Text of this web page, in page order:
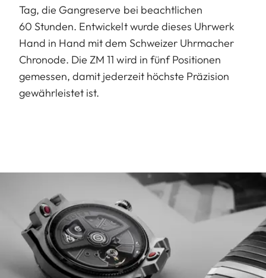
Tag, die Gangreserve bei beachtlichen
60 Stunden. Entwickelt wurde dieses Uhrwerk
Hand in Hand mit dem Schweizer Uhrmacher
Chronode. Die ZM 11 wird in fünf Positionen
gemessen, damit jederzeit höchste Präzision
gewährleistet ist.